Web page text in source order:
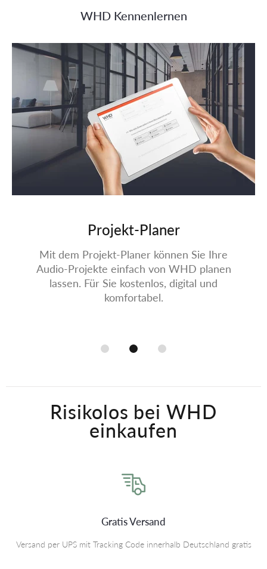
WHD Kennenlernen
Projekt-Planer
Mit dem Projekt-Planer können Sie Ihre
Audio-Projekte einfach von WHD planen
lassen. Für Sie kostenlos, digital und
komfortabel.
Risikolos bei WHD
einkaufen
Gratis Versand
Versand per UPS mit Tracking Code innerhalb Deutschland gratis